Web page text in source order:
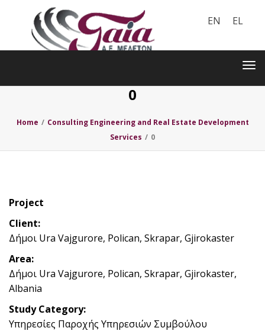
EN EL
0
Home / Consulting Engineering and Real Estate Development
Services / 0
Project
Client:
Δήμοι Ura Vajgurore, Polican, Skrapar, Gjirokaster
Area:
Δήμοι Ura Vajgurore, Polican, Skrapar, Gjirokaster,
Albania
Study Category:
Υπηρεσίες Παροχής Υπηρεσιών Συμβούλου